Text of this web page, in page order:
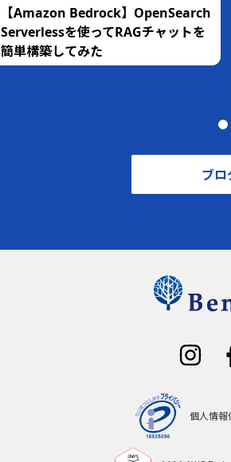
【Amazon Bedrock】OpenSearch
Serverlessを使ってRAGチャットを
簡単構築してみた
ブ
個人情報